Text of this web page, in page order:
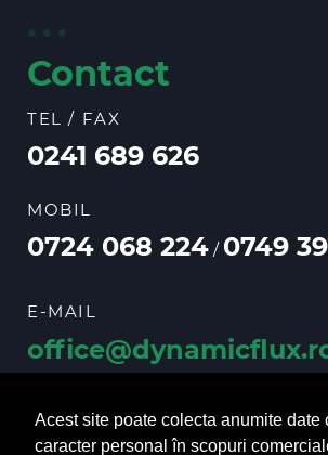
Acest site poate colecta anumite date
caracter personal în scopuri
Contact
TEL / FAX
0241 689 626
MOBIL
0724 068 224 / 0749
E-MAIL